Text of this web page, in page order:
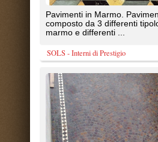
Castelli Romani...L' Arte della Pietra
Ciotoli di fiume segati a fette di 1 cm